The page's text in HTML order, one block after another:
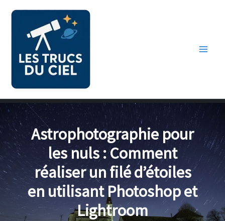
Aller
contenu
Astrophotographie pour
les nuls : Comment
réaliser un filé d’étoiles
en utilisant Photoshop et
Lightroom